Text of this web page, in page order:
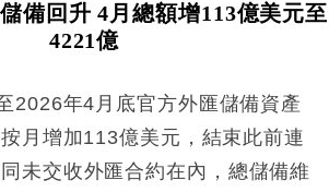
料美伊戰事快結束 承認部分彈藥庫存緊
銀行上半年淨利創新高 中期息增15%至
備回升 4月總額增113億美元至
4221億
2026年4月底官方外匯儲備資產
月增加113億美元，結束此前連
未交收外匯合約在內，總儲備維